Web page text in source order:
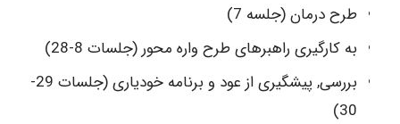
طرح درمان (جلسه 7)
به کارگیری راهبرهای طرح واره محور (جلسات 8-28)
بررسی, پیشگیری از عود و برنامه خودیاری (جلسات 29-
30)